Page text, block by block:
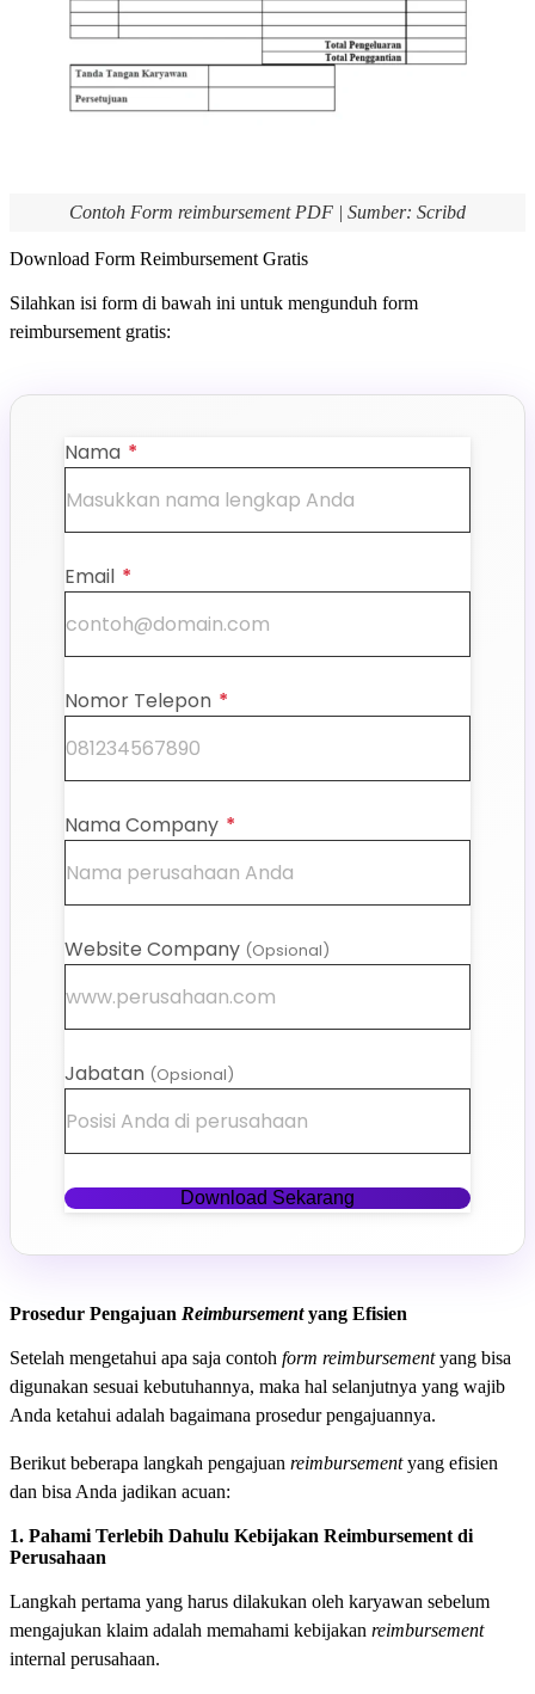
Contoh Form reimbursement PDF | Sumber: Scribd
Download Form Reimbursement Gratis
Silahkan isi form di bawah ini untuk mengunduh form
reimbursement gratis:
Nama *
Email *
Nomor Telepon *
Nama Company *
Website Company (Opsional)
Jabatan (Opsional)
Download Sekarang
Prosedur Pengajuan Reimbursementyang Efisien
Setelah mengetahui apa saja contoh form reimbursementyang bisa
digunakan sesuai kebutuhannya, maka hal selanjutnya yang wajib
Anda ketahui adalah bagaimana prosedur pengajuannya.
Berikut beberapa langkah pengajuan reimbursementyang efisien
dan bisa Anda jadikan acuan:
1. Pahami Terlebih Dahulu Kebijakan Reimbursement di
Perusahaan
Langkah pertama yang harus dilakukan oleh karyawan sebelum
mengajukan klaim adalah memahami kebijakan reimbursement
internal perusahaan.